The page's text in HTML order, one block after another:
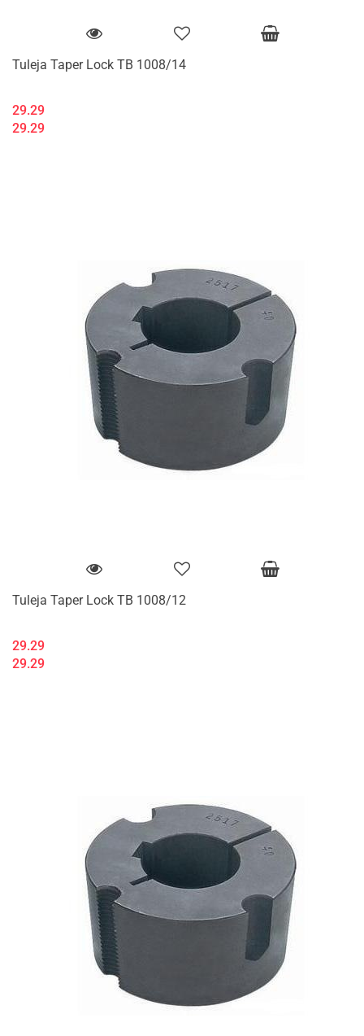
Tuleja Taper Lock TB 1008/14
29.29
29.29
Tuleja Taper Lock TB 1008/12
29.29
29.29